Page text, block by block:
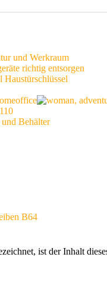
und Werkraum
richtig entsorgen
Haustürschlüssel
Behälter
B64
ist der Inhalt